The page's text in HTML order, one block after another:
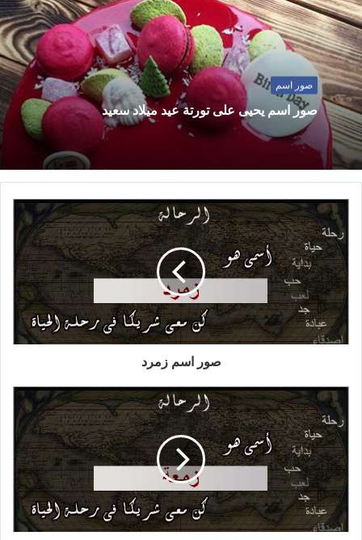
صور اسم
صور اسم يحيى على تورتة عيد ميلاد سعيد
صور اسم زمرد